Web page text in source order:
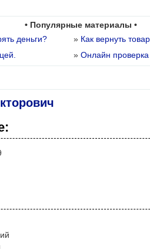
• Популярные материалы •
деньги? » Как вернуть
» Онлайн